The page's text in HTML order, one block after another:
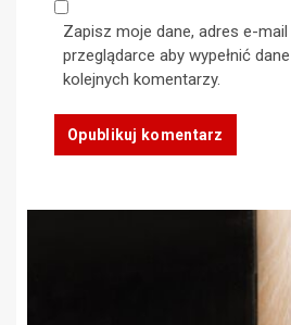
Zapisz moje dane, adres e-
przeglądarce aby wypełnić
kolejnych komentarzy.